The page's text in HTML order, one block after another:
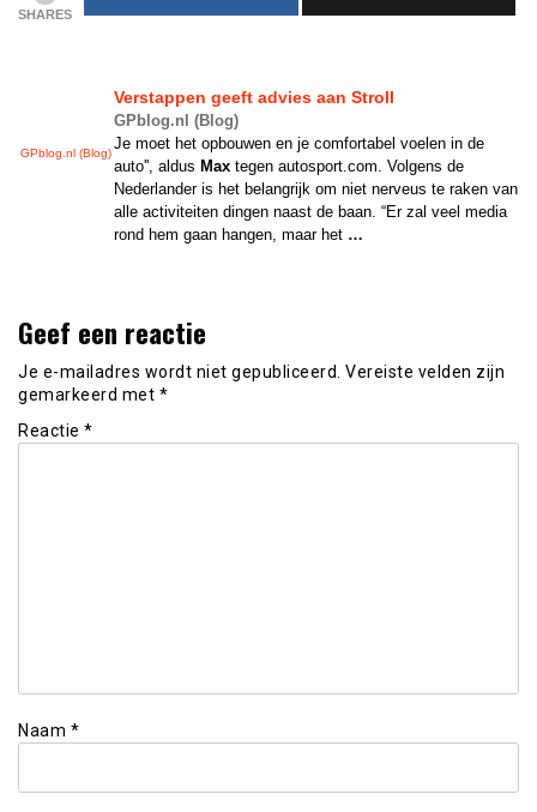
SHARES
GPblog.nl (Blog)
Verstappen geeft advies aan Stroll
GPblog.nl (Blog)
Je moet het opbouwen en je comfortabel voelen in de
auto'', aldus Max tegen autosport.com. Volgens de
Nederlander is het belangrijk om niet nerveus te raken van
alle activiteiten dingen naast de baan. “Er zal veel media
rond hem gaan hangen, maar het …
Geef een reactie
Je e-mailadres wordt niet gepubliceerd. Vereiste velden zijn
gemarkeerd met *
Reactie *
Naam *